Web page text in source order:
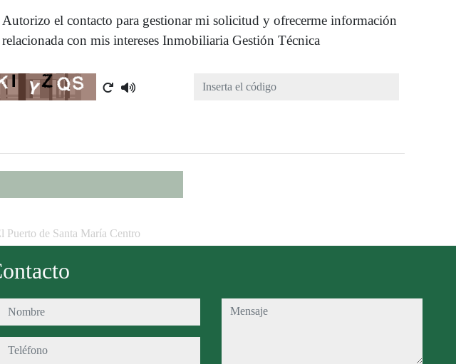
Autorizo el contacto para gestionar mi solicitud y ofrecerme información
relacionada con mis intereses Inmobiliaria Gestión Técnica
Puerto de Santa María Centro
nombre
teléfono
mensaje